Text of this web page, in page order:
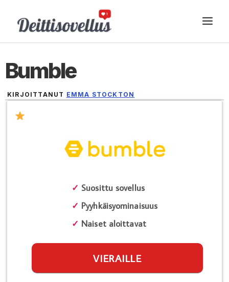
sisältöön
Bumble
KIRJOITTANUT EMMA STOCKTON
✓ Suosittu sovellus
✓ Pyyhkäisyominaisuus
✓ Naiset aloittavat
VIERAILLE